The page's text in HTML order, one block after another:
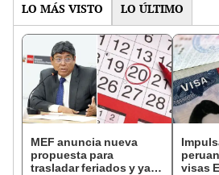
LO MÁS VISTO LO ÚLTIMO
MEF anuncia nueva
propuesta para
trasladar feriados y ya
visas